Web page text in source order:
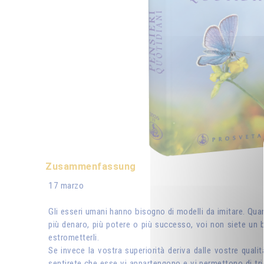
Zusammenfassung
17 marzo
Gli esseri umani hanno bisogno di modelli da imitare.
più denaro, più potere o più successo, voi non siete un
estrometterli.
Se invece la vostra superiorità deriva dalle vostre